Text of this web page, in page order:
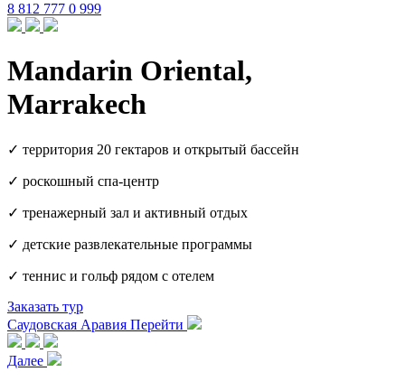
8 812 777 0 999
Mandarin Oriental,
Marrakech
✓ территория 20 гектаров и открытый бассейн
✓ роскошный спа-центр
✓ тренажерный зал и активный отдых
✓ детские развлекательные программы
✓ теннис и гольф рядом с отелем
Заказать тур
Саудовская Аравия Перейти
Далее